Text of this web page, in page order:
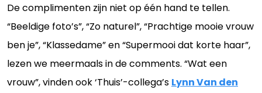
De complimenten zijn niet op één hand te tellen.
“Beeldige foto’s”, “Zo naturel”, “Prachtige mooie vrouw
ben je”, “Klassedame” en “Supermooi dat korte haar”,
lezen we meermaals in de comments. “Wat een
vrouw”, vinden ook ‘Thuis’-collega’s Lynn Van den